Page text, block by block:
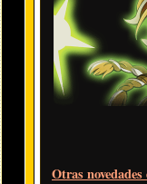
Otras